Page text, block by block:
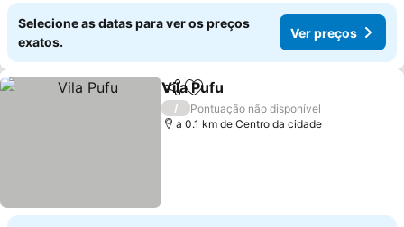
Selecione as datas para ver os preços
exatos.
Ver preços
PartilharAdicionar aos favoritos
Vila Pufu
/
Pontuação não disponível
a 0.1 km de Centro da cidade